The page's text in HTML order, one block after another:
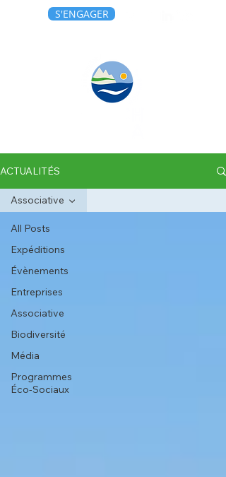
S'ENGAGER
ACTUALITÉS
All Posts
Expéditions
Évènements
Entreprises
Associative
Biodiversité
Média
Programmes
Éco-Sociaux
Associative